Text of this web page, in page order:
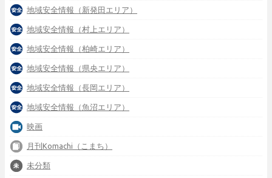
地域安全情報（新発田エリア）
地域安全情報（村上エリア）
地域安全情報（柏崎エリア）
地域安全情報（県央エリア）
地域安全情報（長岡エリア）
地域安全情報（魚沼エリア）
映画
月刊Komachi（こまち）
未分類